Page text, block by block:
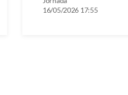
16/05/2026 17:55